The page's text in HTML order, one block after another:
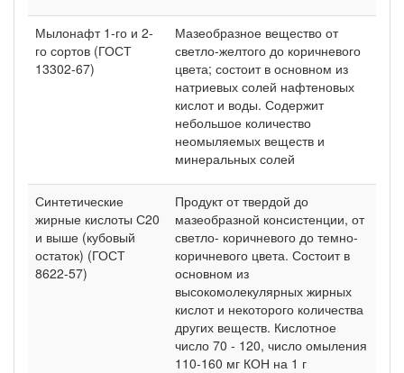
Мылонафт 1-го и 2-
го сортов (ГОСТ
13302-67)
Мазеобразное вещество от
светло-желтого до коричневого
цвета; состоит в основном из
натриевых солей нафтеновых
кислот и воды. Содержит
небольшое количество
неомыляемых веществ и
минеральных солей
Синтетические
жирные кислоты С20
и выше (кубовый
остаток) (ГОСТ
8622-57)
Продукт от твердой до
мазеобразной консистенции, от
светло- коричневого до темно-
коричневого цвета. Состоит в
основном из
высокомолекулярных жирных
кислот и некоторого количества
других веществ. Кислотное
число 70 - 120, число омыления
110-160 мг КОН на 1 г